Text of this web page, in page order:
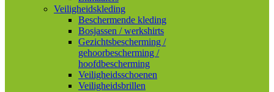
Veiligheidskleding
Beschermende kleding
Bosjassen / werkshirts
Gezichtsbescherming /
gehoorbescherming /
hoofdbescherming
Veiligheidsschoenen
Veiligheidsbrillen